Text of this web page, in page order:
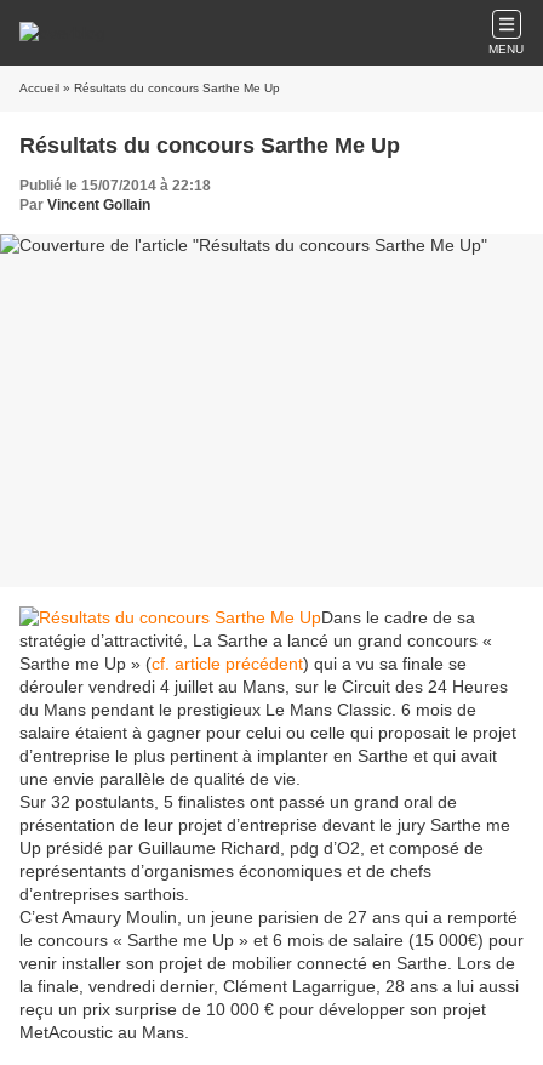
MENU
Accueil » Résultats du concours Sarthe Me Up
Résultats du concours Sarthe Me Up
Publié le 15/07/2014 à 22:18
Par Vincent Gollain
Dans le cadre de sa
stratégie d’attractivité, La Sarthe a lancé un grand concours «
Sarthe me Up » (cf. article précédent) qui a vu sa finale se
dérouler vendredi 4 juillet au Mans, sur le Circuit des 24 Heures
du Mans pendant le prestigieux Le Mans Classic. 6 mois de
salaire étaient à gagner pour celui ou celle qui proposait le projet
d’entreprise le plus pertinent à implanter en Sarthe et qui avait
une envie parallèle de qualité de vie.
Sur 32 postulants, 5 finalistes ont passé un grand oral de
présentation de leur projet d’entreprise devant le jury Sarthe me
Up présidé par Guillaume Richard, pdg d’O2, et composé de
représentants d’organismes économiques et de chefs
d’entreprises sarthois.
C’est Amaury Moulin, un jeune parisien de 27 ans qui a remporté
le concours « Sarthe me Up » et 6 mois de salaire (15 000€) pour
venir installer son projet de mobilier connecté en Sarthe. Lors de
la finale, vendredi dernier, Clément Lagarrigue, 28 ans a lui aussi
reçu un prix surprise de 10 000 € pour développer son projet
MetAcoustic au Mans.